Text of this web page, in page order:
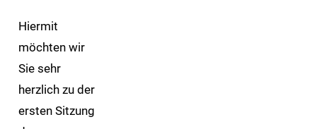
Hiermit
möchten wir
Sie sehr
herzlich zu der
ersten Sitzung